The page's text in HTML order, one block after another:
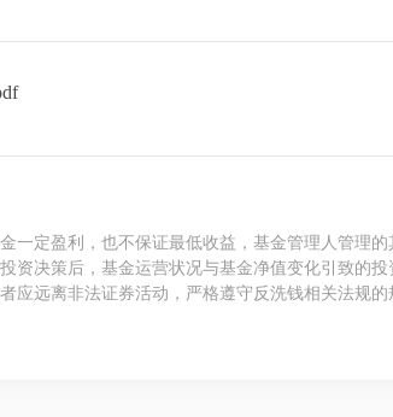
一定盈利，也不保证最低收益，基金管理人管理
资决策后，基金运营状况与基金净值变化引致的
应远离非法证券活动，严格遵守反洗钱相关法规